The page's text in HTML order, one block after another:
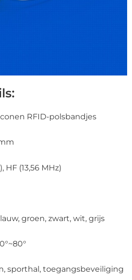
RFID-polsbandjes
HF (13,56 MHz)
groen, zwart, wit, grijs
sporthal, toegangsbeveiliging